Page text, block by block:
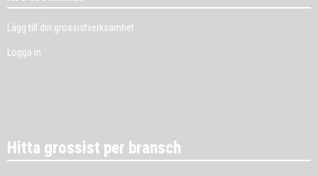
Lägg till din grossistverksamhet
Logga in
Hitta grossist per bransch